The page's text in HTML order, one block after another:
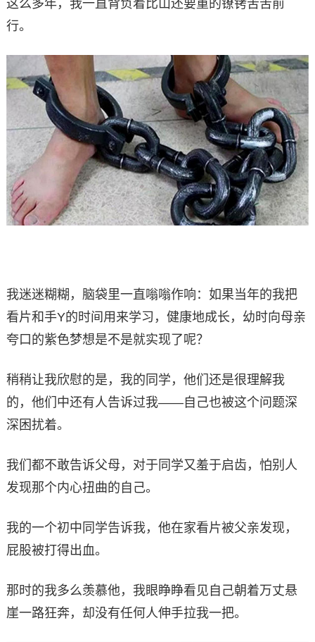
这么多年，我一直背负着比山还要重的镣铐苦苦前
行。
我迷迷糊糊，脑袋里一直嗡嗡作响：如果当年的我把
看片和手Y的时间用来学习，健康地成长，幼时向母亲
夸口的紫色梦想是不是就实现了呢？
稍稍让我欣慰的是，我的同学，他们还是很理解我
的，他们中还有人告诉过我——自己也被这个问题深
深困扰着。
我们都不敢告诉父母，对于同学又羞于启齿，怕别人
发现那个内心扭曲的自己。
我的一个初中同学告诉我，他在家看片被父亲发现，
屁股被打得出血。
那时的我多么羡慕他，我眼睁睁看见自己朝着万丈悬
崖一路狂奔，却没有任何人伸手拉我一把。